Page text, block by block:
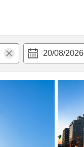
20/08/2026
nghi